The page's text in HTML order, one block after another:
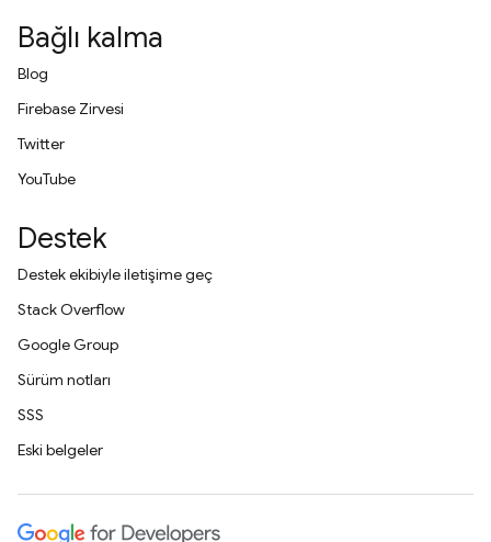
Bağlı kalma
Blog
Firebase Zirvesi
Twitter
YouTube
Destek
Destek ekibiyle iletişime geç
Stack Overflow
Google Group
Sürüm notları
SSS
Eski belgeler